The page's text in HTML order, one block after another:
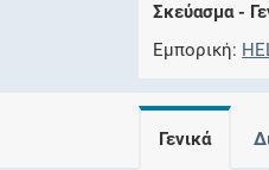
Σκεύασμα -
Εμπορική
Γενικά